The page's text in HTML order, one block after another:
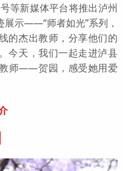
等新媒体平台将推出泸州
展示——“师者如光”系列，
的杰出教师，分享他们的
今天，我们一起走进泸县
师——贺园，感受她用爱